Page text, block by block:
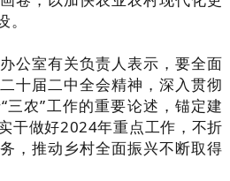
公室有关负责人表示，要全面
十届二中全会精神，深入贯彻
农”工作的重要论述，锚定建
干做好2024年重点工作，不折
，推动乡村全面振兴不断取得